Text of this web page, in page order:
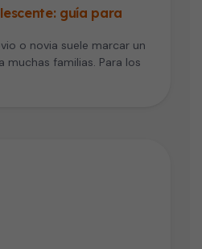
guía para
o novia suele marcar un
muchas familias. Para los